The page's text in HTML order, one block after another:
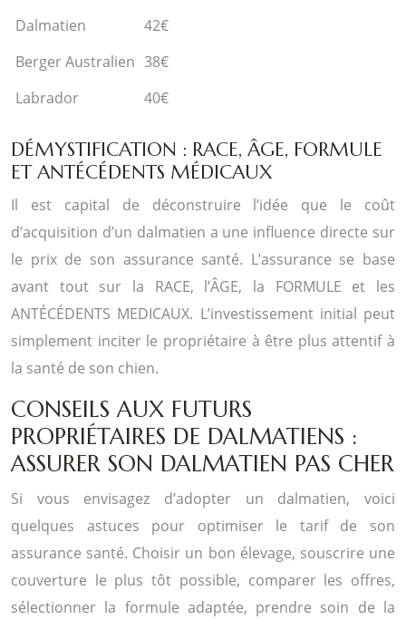
Dalmatien
42€
Berger Australien 38€
Labrador
40€
DÉMYSTIFICATION : RACE, ÂGE, FORMULE
ET ANTÉCÉDENTS MÉDICAUX
Il est capital de déconstruire l’idée que le coût
d’acquisition d’un dalmatien a une influence directe sur
le prix de son assurance santé. L’assurance se base
avant tout sur la RACE, l’ÂGE, la FORMULE et les
ANTÉCÉDENTS MEDICAUX. L’investissement initial peut
simplement inciter le propriétaire à être plus attentif à
la santé de son chien.
CONSEILS AUX FUTURS
PROPRIÉTAIRES DE DALMATIENS :
ASSURER SON DALMATIEN PAS CHER
Si vous envisagez d’adopter un dalmatien, voici
quelques astuces pour optimiser le tarif de son
assurance santé. Choisir un bon élevage, souscrire une
couverture le plus tôt possible, comparer les offres,
sélectionner la formule adaptée, prendre soin de la